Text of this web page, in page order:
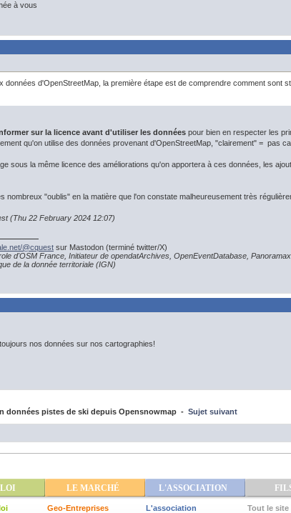
à vous
données d'OpenStreetMap, la première étape est de comprendre comment sont
sur la licence avant d'utiliser les données pour bien en respecter les
qu'on utilise des données provenant d'OpenStreetMap, "clairement" = pas
sous la même licence des améliorations qu'on apportera à ces données, les
nombreux "oublis" en la matière que l'on constate malheureusement très
(Thu 22 February 2024 12:07)
@cquest sur Mastodon (terminé twitter/X)
d'OSM France, Initiateur de opendatArchives, OpenEventDatabase, Panoramax
de la donnée territoriale (IGN)
nos données sur nos cartographies!
données pistes de ski depuis Opensnowmap - Sujet suivant
LE MARCHÉ L'ASSOCIATION
Geo-Entreprises L'association Tout le site